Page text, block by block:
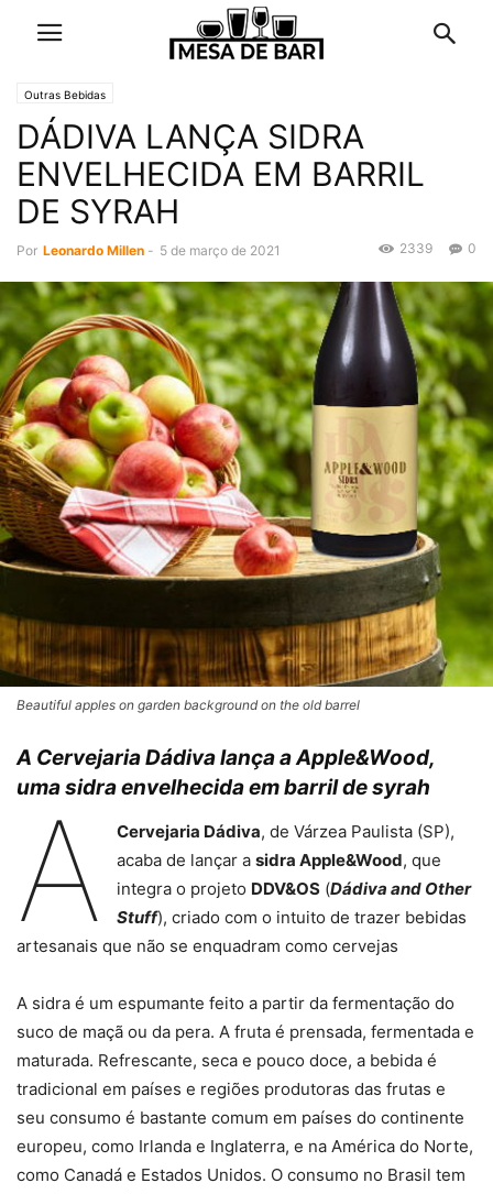
Outras Bebidas
DÁDIVA LANÇA SIDRA
ENVELHECIDA EM BARRIL
DE SYRAH
Por Leonardo Millen - 5 de março de 2021 0
2339
Beautiful apples on garden background on the old barrel
A Cervejaria Dádiva lança a Apple&Wood,
uma sidra envelhecida em barril de syrah
A Cervejaria Dádiva, de Várzea Paulista (SP),
acaba de lançar a sidra Apple&Wood, que
integra o projeto DDV&OS(Dádiva and Other
Stuff), criado com o intuito de trazer bebidas
artesanais que não se enquadram como cervejas
A sidra é um espumante feito a partir da fermentação do
suco de maçã ou da pera. A fruta é prensada, fermentada e
maturada. Refrescante, seca e pouco doce, a bebida é
tradicional em países e regiões produtoras das frutas e
seu consumo é bastante comum em países do continente
europeu, como Irlanda e Inglaterra, e na América do Norte,
como Canadá e Estados Unidos. O consumo no Brasil tem